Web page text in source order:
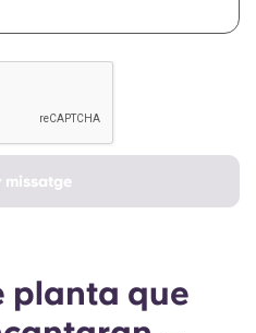
missatge
planta que